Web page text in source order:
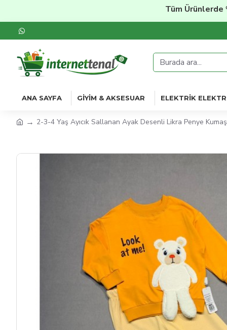
Tüm Ürünlerde
ANA SAYFA GIYIM & AKSESUAR ELEKTRIK
2-3-4 Yaş Ayıcık Sallanan Ayak Desenli Likra Penye